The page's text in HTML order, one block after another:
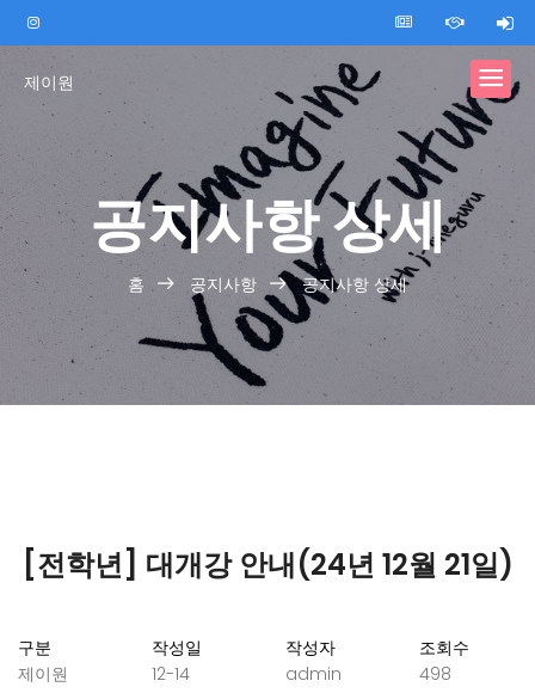
제이원
공지사항 상세
홈 공지사항 공지사항 상세
[전학년] 대개강 안내(24년 12월 21일)
구분
제이원
작성일
12-14
작성자
admin
조회수
498